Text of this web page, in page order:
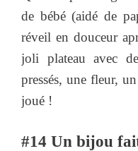
de bébé (aidé de
réveil en douceur
joli plateau avec
pressés, une fleur,
joué !
#14 Un bijou